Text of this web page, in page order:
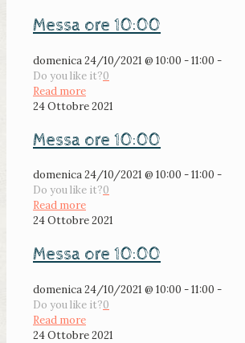
Messa ore 10:00
domenica 24/10/2021 @ 10:00 - 11:00 -
Do you like it?0
Read more
24 Ottobre 2021
Messa ore 10:00
domenica 24/10/2021 @ 10:00 - 11:00 -
Do you like it?0
Read more
24 Ottobre 2021
Messa ore 10:00
domenica 24/10/2021 @ 10:00 - 11:00 -
Do you like it?0
Read more
24 Ottobre 2021